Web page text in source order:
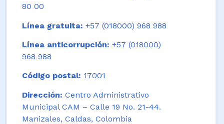
80 00
Línea gratuita: +57 (018000) 968 988
Línea anticorrupción: +57 (018000)
968 988
Código postal: 17001
Dirección: Centro Administrativo
Municipal CAM – Calle 19 No. 21-44.
Manizales, Caldas, Colombia